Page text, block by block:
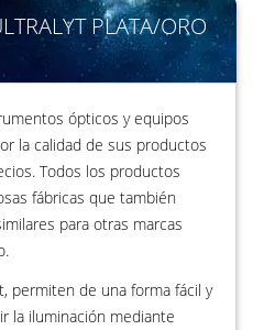
PLATA/ORO
ópticos y equipos
la calidad de sus productos
Todos los productos
fábricas que también
para otras marcas
permiten de una forma fácil y
la iluminación mediante